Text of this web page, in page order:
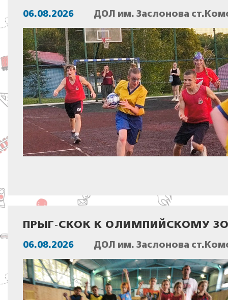
06.08.2026 ДОЛ им. Заслонова
ПРЫГ‑СКОК К ОЛИМПИЙСКОМУ
06.08.2026 ДОЛ им. Заслонова